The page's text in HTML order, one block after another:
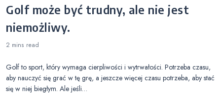
Golf może być trudny, ale nie jest
niemożliwy.
2 mins read
Golf to sport, który wymaga cierpliwości i wytrwałości. Potrzeba czasu,
aby nauczyć się grać w tę grę, a jeszcze więcej czasu potrzeba, aby stać
się w niej biegłym. Ale jeśli…